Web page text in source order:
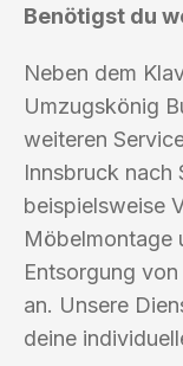
Benötigst du
Neben dem
Umzugskönig
weiteren
Innsbruck nach
beispielsweise
Möbelmontage
Entsorgung
an. Unsere
deine